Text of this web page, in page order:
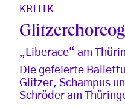
KRITIK
„Liberace“ am
Die gefeierte
Glitzer, Schampus
Schröder am